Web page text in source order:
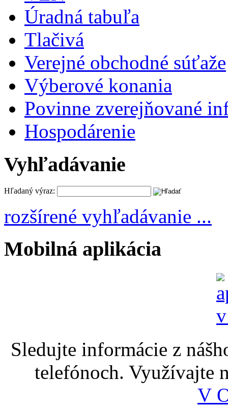
Úradná tabuľa
Tlačivá
Verejné obchodné súťaže
Výberové konania
Povinne zverejňované
Hospodárenie
Vyhľadávanie
Hľadaný výraz:
rozšírené vyhľadávanie ...
Mobilná aplikácia
Sledujte informácie z
telefónoch. Využívajte
V